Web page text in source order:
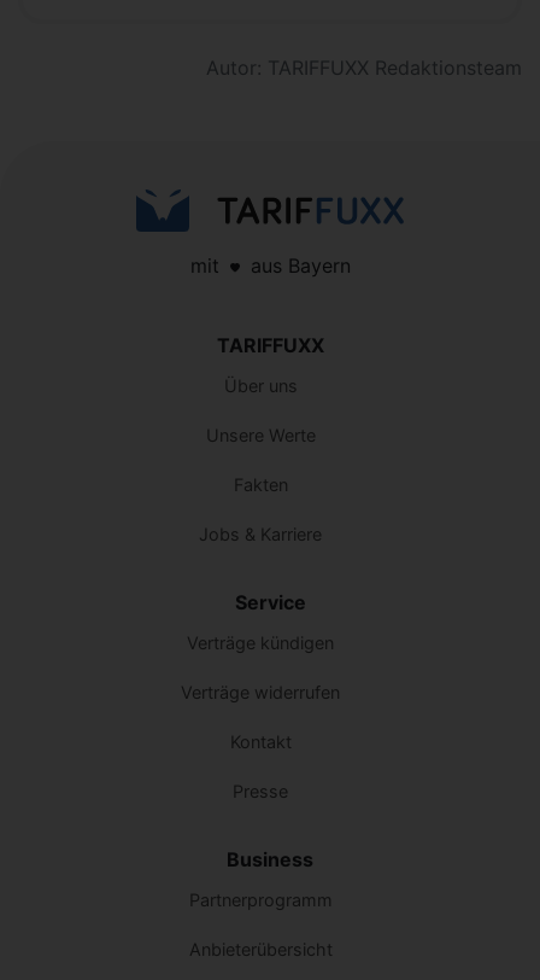
Autor: TARIFFUXX Redaktionsteam
mit aus Bayern
TARIFFUXX
Über uns
Unsere Werte
Fakten
Jobs & Karriere
Service
Verträge kündigen
Verträge widerrufen
Kontakt
Presse
Business
Partnerprogramm
Anbieterübersicht